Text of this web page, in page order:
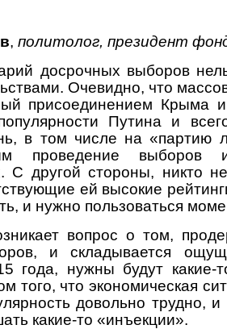
, политолог, президент
досрочных выборов
Очевидно, что
присоединением Крыма
Путина и
в том числе на «партию
проведение выборов
С другой стороны, никто
ей высокие
и нужно пользоваться
вопрос о том,
и складывается
года, нужны будут какие-
того, что экономическая
довольно трудно,
какие-то «инъекции».